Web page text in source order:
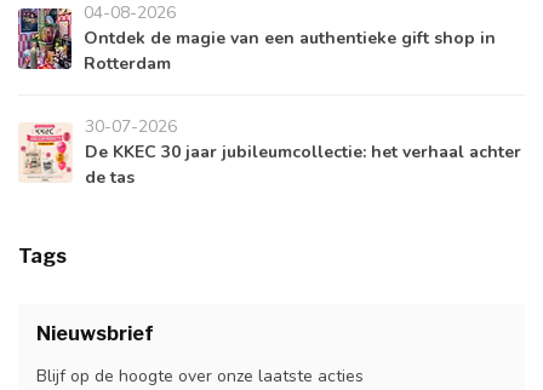
04-08-2026
Ontdek de magie van een authentieke gift shop in
Rotterdam
30-07-2026
De KKEC 30 jaar jubileumcollectie: het verhaal achter
de tas
Tags
Nieuwsbrief
Blijf op de hoogte over onze laatste acties